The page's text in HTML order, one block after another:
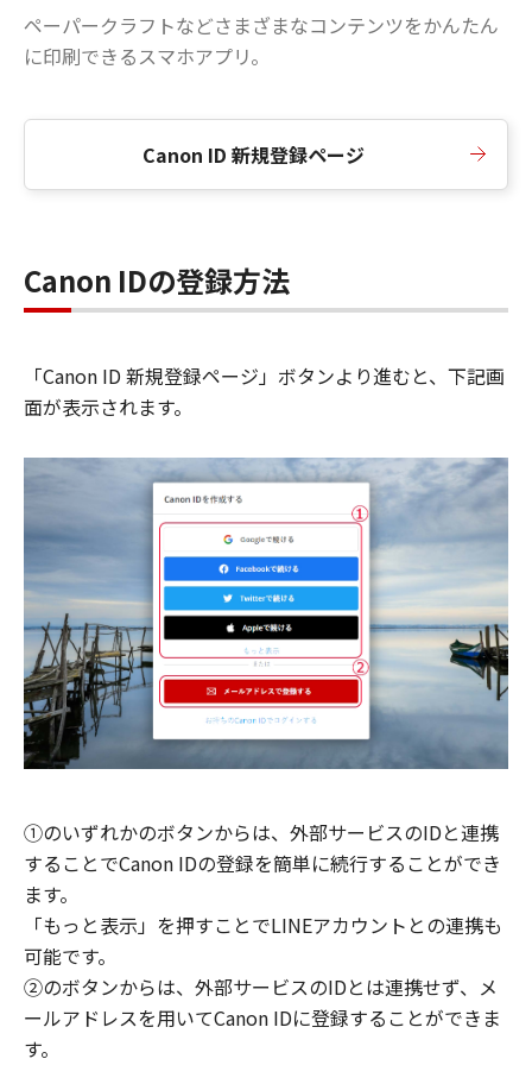
ペーパークラフトなどさまざまなコンテンツをかんたん
に印刷できるスマホアプリ。
Canon ID 新規登録ページ
Canon IDの登録方法
「Canon ID 新規登録ページ」ボタンより進むと、下記画
面が表示されます。
①のいずれかのボタンからは、外部サービスのIDと連携
することでCanon IDの登録を簡単に続行することができ
ます。
「もっと表示」を押すことでLINEアカウントとの連携も
可能です。
②のボタンからは、外部サービスのIDとは連携せず、メ
ールアドレスを用いてCanon IDに登録することができま
す。